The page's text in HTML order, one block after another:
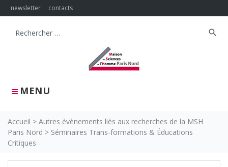
Skip
to
newsletter contacts
MENU
Search
search
Accueil > Autres évènements liés aux recherches de la MSH
Paris Nord > Séminaires Trans-formations & Éducations
Critiques